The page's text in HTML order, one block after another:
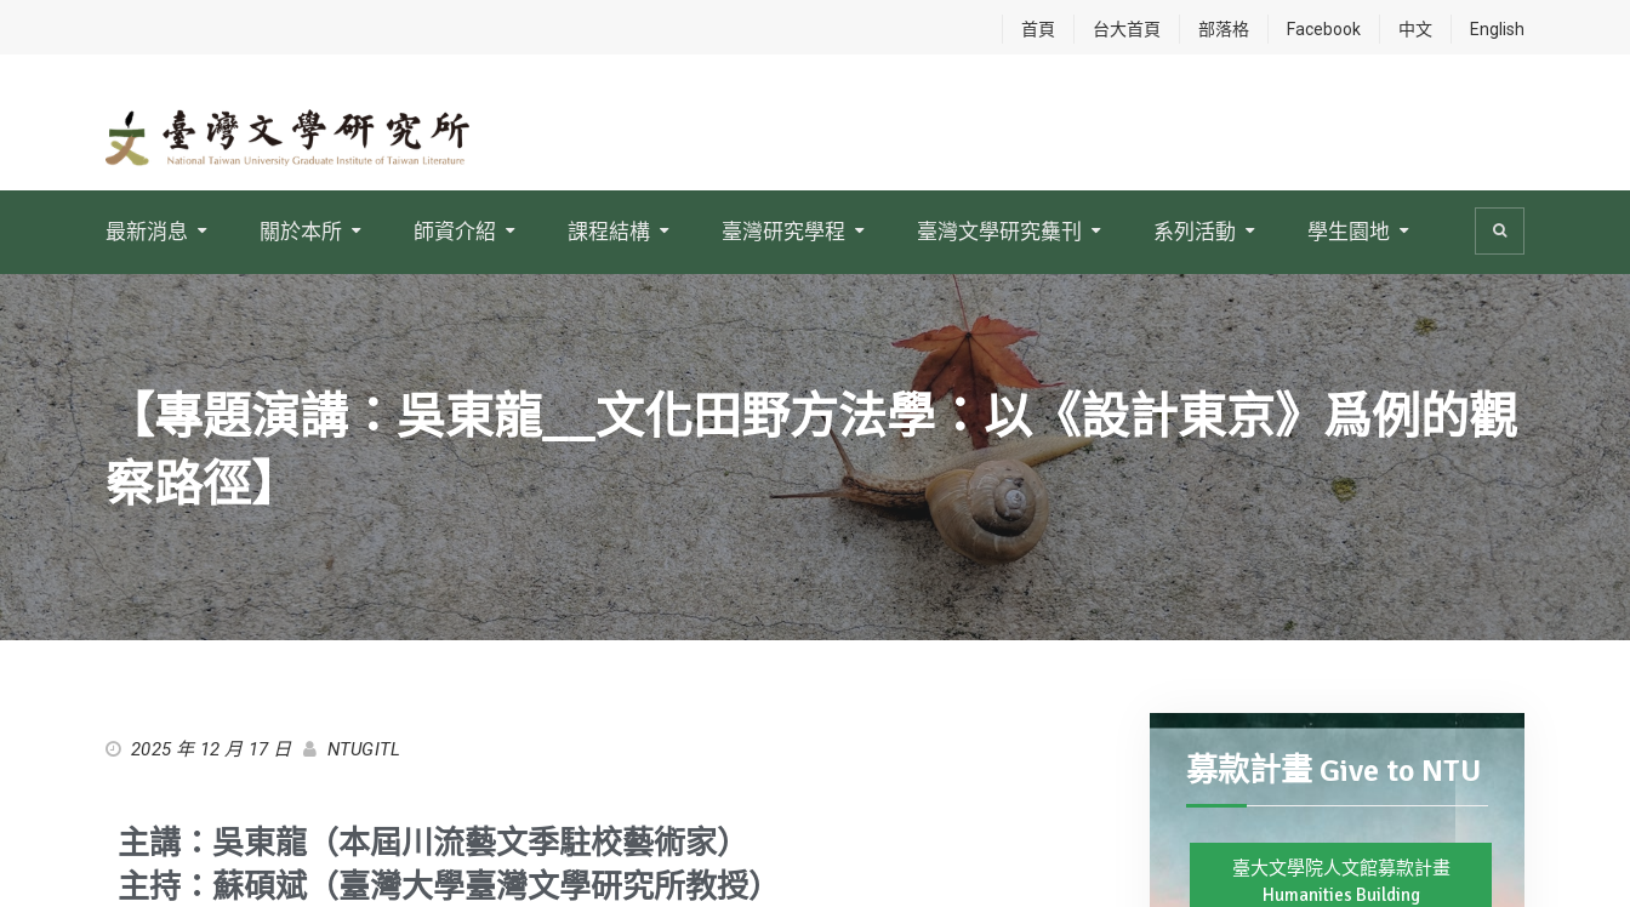
首頁 台大首頁 部落格 Facebook 中文 English
最新消息 關於本所 師資介紹 課程結構 臺灣研究學程 臺灣文學研究雧刊 系列活動 學生園地
【專題演講：吳東龍__文化田野方法學：以《設計東京》爲例的觀
察路徑】
2025 年 12 月 17 日 NTUGITL
主講：吳東龍（本屆川流藝文季駐校藝術家）
主持：蘇碩斌（臺灣大學臺灣文學研究所教授）
募款計畫 Give to NTU
臺大文學院人文館募款計畫
Humanities Building